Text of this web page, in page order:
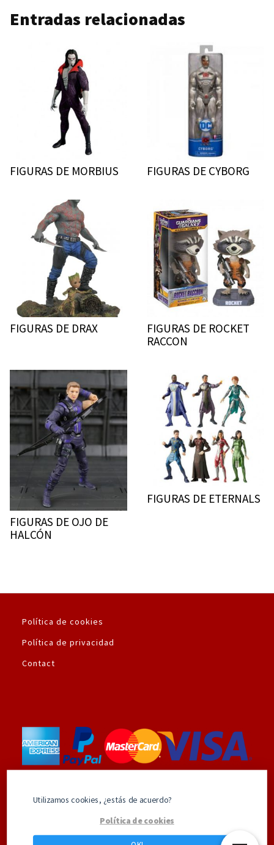
Entradas relacionadas
FIGURAS DE MORBIUS FIGURAS DE CYBORG
FIGURAS DE DRAX
FIGURAS DE ROCKET
RACCON
FIGURAS DE OJO DE
HALCÓN
FIGURAS DE ETERNALS
Política de cookies
Política de privacidad
Contact
Utilizamos cookies, ¿estás de acuerdo?
Política de cookies